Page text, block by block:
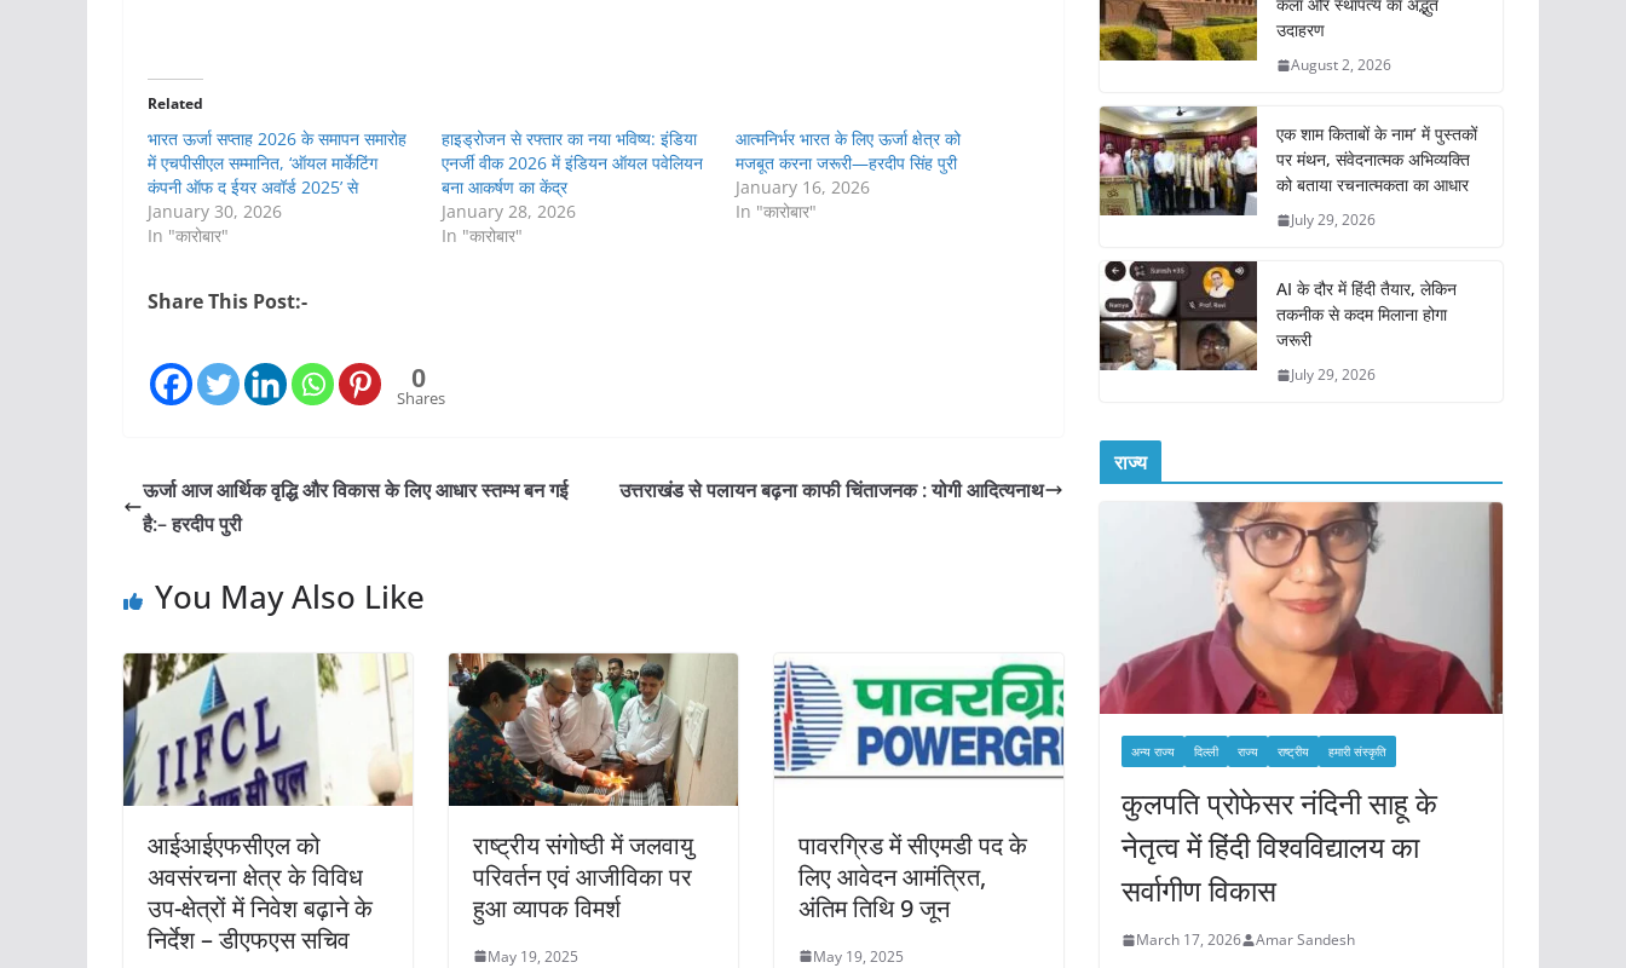
Related
भारत ऊर्जा सप्ताह 2026 के समापन समारोह
में एचपीसीएल सम्मानित, ‘ऑयल मार्केटिंग
कंपनी ऑफ द ईयर अवॉर्ड 2025’ से
January 30, 2026
In "कारोबार"
हाइड्रोजन से रफ्तार का नया भविष्य: इंडिया
एनर्जी वीक 2026 में इंडियन ऑयल पवेलियन
बना आकर्षण का केंद्र
January 28, 2026
In "कारोबार"
आत्मनिर्भर भारत के लिए ऊर्जा क्षेत्र को
मजबूत करना जरूरी—हरदीप सिंह पुरी
January 16, 2026
In "कारोबार"
Share This Post:-
0
Shares
ऊर्जा आज आर्थिक वृद्धि और विकास के लिए आधार स्तम्भ बन गई
है:– हरदीप पुरी
उत्तराखंड से पलायन बढ़ना काफी चिंताजनक : योगी आदित्यनाथ
You May Also Like
आईआईएफसीएल को
अवसंरचना क्षेत्र के विविध
उप-क्षेत्रों में निवेश बढ़ाने के
निर्देश – डीएफएस सचिव
राष्ट्रीय संगोष्ठी में जलवायु
परिवर्तन एवं आजीविका पर
हुआ व्यापक विमर्श
May 19, 2025
पावरग्रिड में सीएमडी पद के
लिए आवेदन आमंत्रित,
अंतिम तिथि 9 जून
May 19, 2025
उदाहरण
August 2, 2026
एक शाम किताबों के नाम’ में पुस्तकों
पर मंथन, संवेदनात्मक अभिव्यक्ति
को बताया रचनात्मकता का आधार
July 29, 2026
AI के दौर में हिंदी तैयार, लेकिन
तकनीक से कदम मिलाना होगा
जरूरी
July 29, 2026
राज्य
अन्य राज्य दिल्ली राज्य राष्ट्रीय हमारी संस्कृति
कुलपति प्रोफेसर नंदिनी साहू के
नेतृत्व में हिंदी विश्वविद्यालय का
सर्वागीण विकास
March 17, 2026 Amar Sandesh